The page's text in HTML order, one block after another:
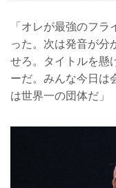
「オレが最強のフ
った。次は発音が分
せろ。タイトルを懸
ーだ。みんな今日は
は世界一の団体だ」